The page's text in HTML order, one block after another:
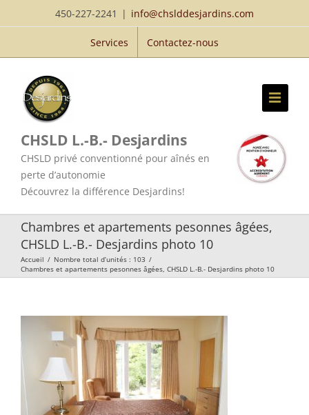
au
450-227-2241 | info@chslddesjardins.com
Services Contactez-nous
CHSLD L.-B.- Desjardins
CHSLD privé conventionné pour aînés en
perte d’autonomie
Découvrez la différence Desjardins!
Chambres et apartements pesonnes âgées,
CHSLD L.-B.- Desjardins photo 10
Accueil / Nombre total d’unités : 103 /
Chambres et apartements pesonnes âgées, CHSLD L.-B.- Desjardins photo 10